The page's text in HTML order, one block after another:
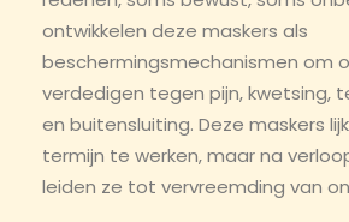
ontwikkelen deze maskers als
beschermingsmechanismen om
verdedigen tegen pijn, kwetsing,
en buitensluiting. Deze maskers
termijn te werken, maar na
leiden ze tot vervreemding van